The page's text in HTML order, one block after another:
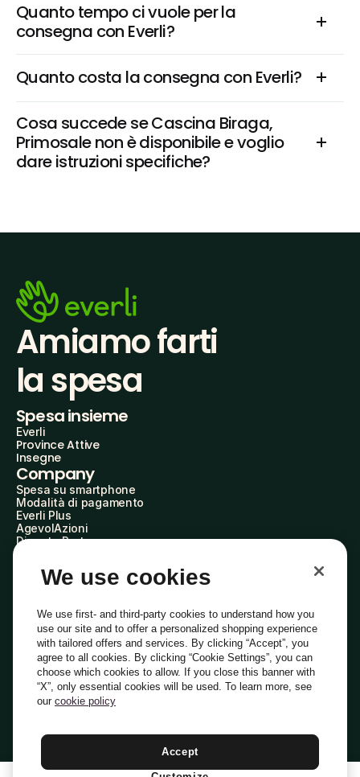
Quanto tempo ci vuole per la
consegna con Everli?
Quanto costa la consegna con Everli?
Cosa succede se Cascina Biraga,
Primosale non è disponibile e voglio
dare istruzioni specifiche?
Amiamo farti
la spesa
Spesa insieme
Everli
Province Attive
Insegne
Company
Spesa su smartphone
Modalità di pagamento
Everli Plus
AgevolAzioni
Diventa Partner
Everli Shoppers
About Us
Everli News
Domande frequenti
Lavora con noi
Diventa Shopper
Investitori
PrivacyCookiePreferenze Cookie
Termini e CondizioniCodice Etico
Indirizzo PEC: everli@pec.it - indirizzo DPO: dpo@everli.com
Italiano
We use cookies
We use first- and third-party cookies to understand how you
use our site and to offer a personalized shopping experience
with tailored offers and services. By clicking “Accept”, you
agree to all cookies. By clicking “Cookie Settings”, you can
choose which cookies to allow. If you close this banner with
“X”, only essential cookies will be used. To learn more, see
our cookie policy
Accept